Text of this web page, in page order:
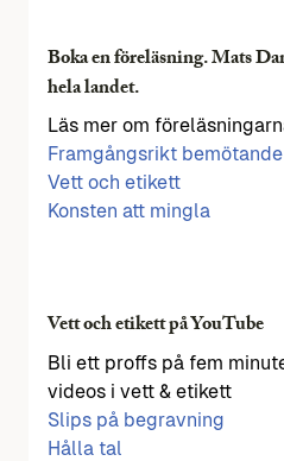
Boka en föreläsning. Mats
hela landet.
Läs mer om
Framgångsrikt bemötande
Vett och etikett
Konsten att mingla
Vett och etikett på YouTube
Bli ett proffs på fem
videos i vett & etikett
Slips på begravning
Hålla tal